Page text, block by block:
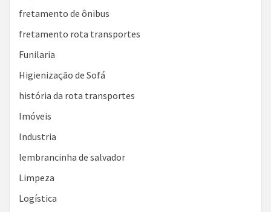
fretamento de ônibus
fretamento rota transportes
Funilaria
Higienização de Sofá
história da rota transportes
Imóveis
Industria
lembrancinha de salvador
Limpeza
Logística